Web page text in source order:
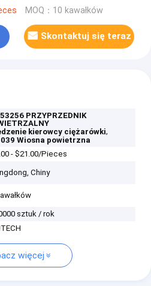
CB0039 zawieszenie
MOQ：10 kawałków
Skontaktuj się teraz
PRZYPRZEDNIK
kierowcy ciężarówki,
Wiosna powietrzna
- $21.00/Pieces
Chiny
sztuk / rok
więcej